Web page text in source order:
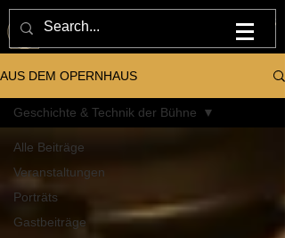
M U L T U M . I N . P A R V O . O P E R N H A U S
AUS DEM OPERNHAUS
Alle Beiträge
Veranstaltungen
Porträts
Gastbeiträge
Geschichte & Technik der Bühne